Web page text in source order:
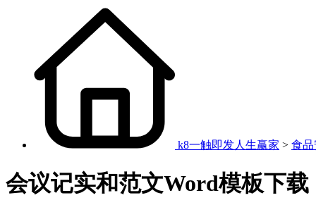
k8一触即发人生赢家 > 食
会议记实和范文Word模板下载